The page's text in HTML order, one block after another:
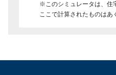
※このシミュレータは、住
ここで計算されたものはあ